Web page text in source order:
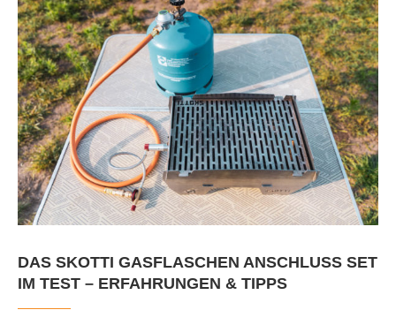
DAS SKOTTI GASFLASCHEN ANSCHLUSS SET
IM TEST – ERFAHRUNGEN & TIPPS